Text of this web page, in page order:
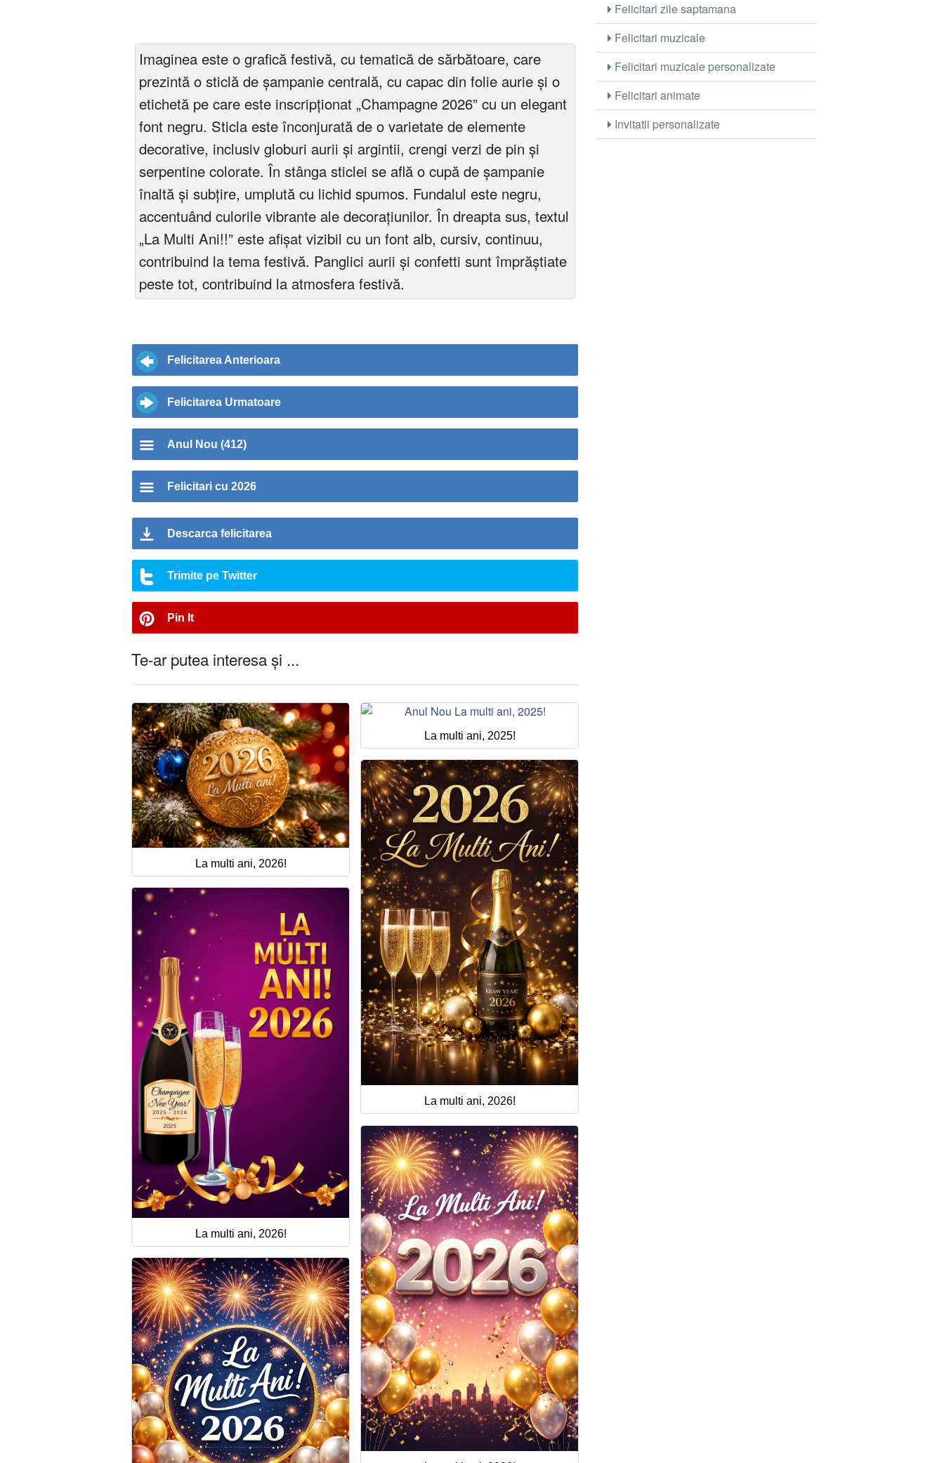
Imaginea este o grafică festivă, cu tematică de sărbătoare, care
prezintă o sticlă de șampanie centrală, cu capac din folie aurie și o
etichetă pe care este inscripționat „Champagne 2026” cu un elegant
font negru. Sticla este înconjurată de o varietate de elemente
decorative, inclusiv globuri aurii și argintii, crengi verzi de pin și
serpentine colorate. În stânga sticlei se află o cupă de șampanie
înaltă și subțire, umplută cu lichid spumos. Fundalul este negru,
accentuând culorile vibrante ale decorațiunilor. În dreapta sus, textul
„La Multi Ani!!” este afișat vizibil cu un font alb, cursiv, continuu,
contribuind la tema festivă. Panglici aurii și confetti sunt împrăștiate
peste tot, contribuind la atmosfera festivă.
Felicitarea Anterioara
Felicitarea Urmatoare
Anul Nou (412)
Felicitari cu 2026
Descarca felicitarea
Trimite pe Twitter
Pin It
Te-ar putea interesa și ...
La multi ani, 2026!
La multi ani, 2025!
La multi ani, 2026!
La multi ani, 2026!
Felicitari zile saptamana
Felicitari muzicale
Felicitari muzicale personalizate
Felicitari animate
Invitatii personalizate